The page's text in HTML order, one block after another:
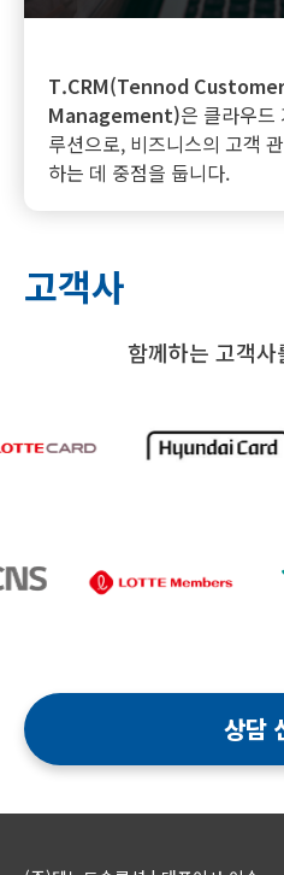
T.CRM(Tennod
Management)은 클라우드
루션으로, 비즈니스의 고객
하는 데 중점을 둡니다.
고객사
함께하는 고객
상담